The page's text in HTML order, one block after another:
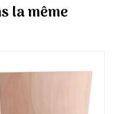
la même